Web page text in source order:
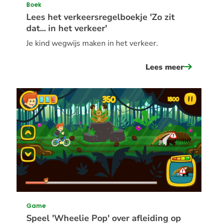
Lees het verkeersregelboekje 'Zo zit
dat... in het verkeer'
Boek
Je kind wegwijs maken in het verkeer.
Lees meerover
het
zit
dat...
in
het
Speel 'Wheelie Pop' over afleiding op
Game